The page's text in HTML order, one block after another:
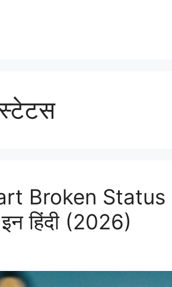
स्टेटस
Broken Status
हिंदी (2026)